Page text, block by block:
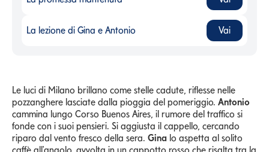
La promessa mantenuta
La lezione di Gina e Antonio
La lezione di Gina e Antonio Vai
Le luci di Milano brillano come stelle cadute, riflesse nelle
pozzanghere lasciate dalla pioggia del pomeriggio. Antonio
cammina lungo Corso Buenos Aires, il rumore del traffico si
fonde con i suoi pensieri. Si aggiusta il cappello, cercando
riparo dal vento fresco della sera. Gina lo aspetta al solito
caffè all'angolo, avvolta in un cappotto rosso che risalta tra la